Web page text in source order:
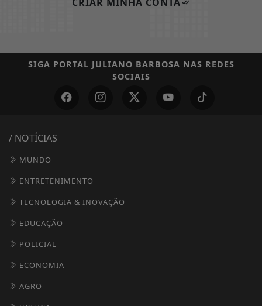
SIGA PORTAL JULIANO BARBOSA NAS REDES
SOCIAIS
/ NOTÍCIAS
MUNDO
ENTRETENIMENTO
TECNOLOGIA & INOVAÇÃO
EDUCAÇÃO
POLICIAL
ECONOMIA
AGRO